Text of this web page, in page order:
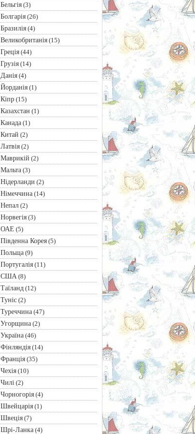
Бельгія(3)
Болгарія(26)
Бразилія(4)
Великобританія(15)
Греція(44)
Грузія(14)
Данія(4)
Йорданія(1)
Кіпр(15)
Казахстан (1)
Канада(1)
Китай (2)
Латвія(2)
Маврикій (2)
Мальта(3)
Нідерланди (2)
Німеччина(14)
Непал(2)
Норвегія(3)
ОАЕ (5)
Південна Корея(5)
Польща(9)
Португалія(11)
США(8)
Таїланд(12)
Туніс(2)
Туреччина(47)
Угорщина(2)
Україна(46)
Фінляндія(14)
Франція(35)
Чехія(10)
Чилі(2)
Чорногорія(4)
Швейцарія(1)
Швеція(7)
Шрі-Ланка(4)